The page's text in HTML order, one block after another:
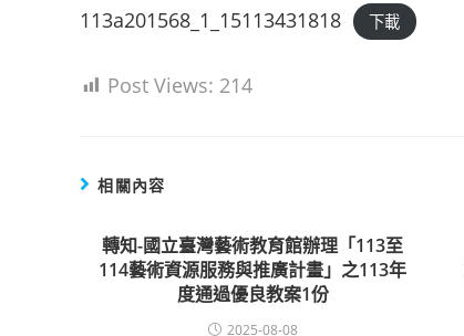
113a201568_1_15113431818 下載
Post Views: 214
相關內容
轉知-國立臺灣藝術教育館辦理「113至
114藝術資源服務與推廣計畫」之113年
度通過優良教案1份
2025-08-08